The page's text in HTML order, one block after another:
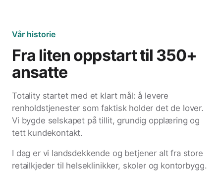
Vår historie
Fra liten oppstart til 350+
ansatte
Totality startet med et klart mål: å levere
renholdstjenester som faktisk holder det de lover.
Vi bygde selskapet på tillit, grundig opplæring og
tett kundekontakt.
I dag er vi landsdekkende og betjener alt fra store
retailkjeder til helseklinikker, skoler og kontorbygg.